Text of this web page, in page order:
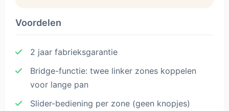
Voordelen
2 jaar fabrieksgarantie
Bridge-functie: twee linker zones koppelen
voor lange pan
Slider-bediening per zone (geen knopjes)